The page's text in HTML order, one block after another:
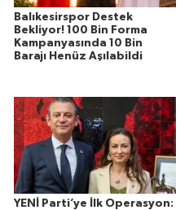
Balıkesirspor Destek
Bekliyor! 100 Bin Forma
Kampanyasında 10 Bin
Barajı Henüz Aşılabildi
YENİ Parti’ye İlk Operasyon: